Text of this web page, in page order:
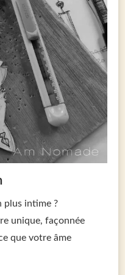
plus intime ?
unique, façonnée
que votre âme